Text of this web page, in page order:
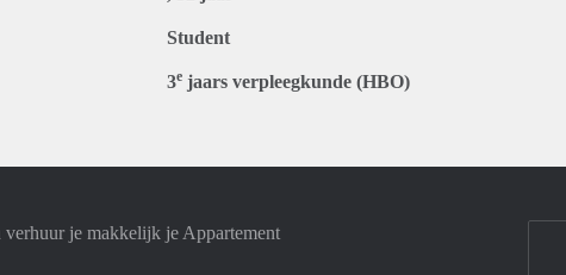
Student
3e jaars verpleegkunde (HBO)
je makkelijk je Appartement